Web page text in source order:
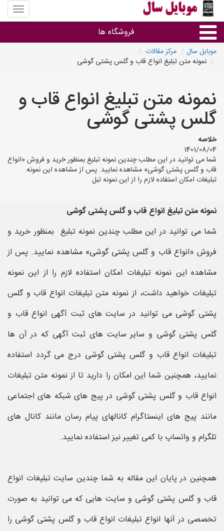
منوی
سایت
سال
فروشگاه ها
موبایل و تبلت
سایر گروه ها
فروشگاه های موبایل
موبایل سال
مرکز مقالات
نمونه متن تبلیغ انواع قاب و گلس پشتی گوشی
نمونه متن تبلیغ انواع قاب و
گلس پشتی گوشی
خلاصه
1401/08/04
شما می توانید در این مطلب چندین نمونه تبلیغ بمنظور خرید و فروش «انواع
قاب و گلس پشتی گوشی» مشاهده نمایید. پس از مشاهده این نمونه
تبلیغات امکان استفاده لازم را از این نمونه تبل
نمونه متن تبلیغ انواع قاب و گلس پشتی گوشی
شما می توانید در این مطلب چندین نمونه تبلیغ بمنظور خرید و
فروش «انواع قاب و گلس پشتی گوشی» مشاهده نمایید. پس از
مشاهده این نمونه تبلیغات امکان استفاده لازم را از این نمونه
تبلیغات خواهید داشت، از نمونه متن تبلیغات انواع قاب و گلس
پشتی گوشی می توانید در سایت های ثبت آگهی انواع قاب و
گلس پشتی گوشی و سایر سایت های ثبت آگهی که در آن ها
تبلیغات انواع قاب و گلس پشتی گوشی درج می گردد استفاده
نمایید، همچنین شما این امکان را دارید تا از نمونه متن تبلیغات
انواع قاب و گلس پشتی گوشی در پیج های شبکه های اجتماعی
مانند پیج های اینستاگرام کانالهای پیام رسان مانند کانال های
تلگرام و واتساپ با کمی تغییر نیز استفاده نمایید.
همچنین در پایان این مقاله به شما چندین سایت تبلیغات انواع
قاب و گلس پشتی گوشی و سایت هایی که می توانید به صورت
تخصصی در آنها انواع تبلیغات انواع قاب و گلس پشتی گوشی را